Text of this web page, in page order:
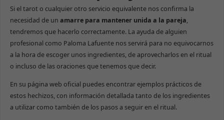
Si el tarot o cualquier otro servicio equivalente nos confirma la
necesidad de un amarre para mantener unida a la pareja,
tendremos que hacerlo correctamente. La ayuda de alguien
profesional como Paloma Lafuente nos servirá para no equivocarnos
a la hora de escoger unos ingredientes, de aprovecharlos en el ritual
o incluso de las oraciones que tenemos que decir.
En su página web oficial puedes encontrar ejemplos prácticos de
estos hechizos, con información detallada tanto de los ingredientes
a utilizar como también de los pasos a seguir en el ritual.